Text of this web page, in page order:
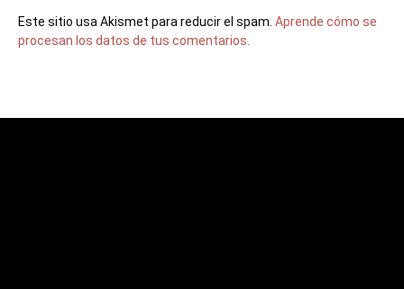
Este sitio usa Akismet para reducir el spam. Aprende cómo se
procesan los datos de tus comentarios.